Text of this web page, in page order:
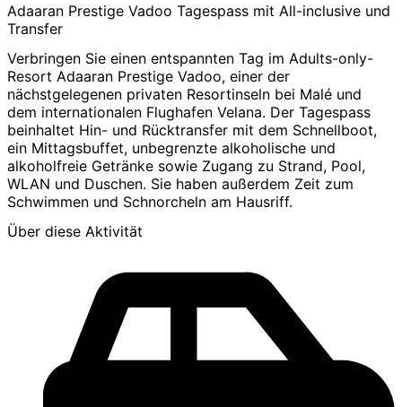
Adaaran Prestige Vadoo Tagespass mit All-inclusive und
Transfer
Verbringen Sie einen entspannten Tag im Adults-only-
Resort Adaaran Prestige Vadoo, einer der
nächstgelegenen privaten Resortinseln bei Malé und
dem internationalen Flughafen Velana. Der Tagespass
beinhaltet Hin- und Rücktransfer mit dem Schnellboot,
ein Mittagsbuffet, unbegrenzte alkoholische und
alkoholfreie Getränke sowie Zugang zu Strand, Pool,
WLAN und Duschen. Sie haben außerdem Zeit zum
Schwimmen und Schnorcheln am Hausriff.
Über diese Aktivität